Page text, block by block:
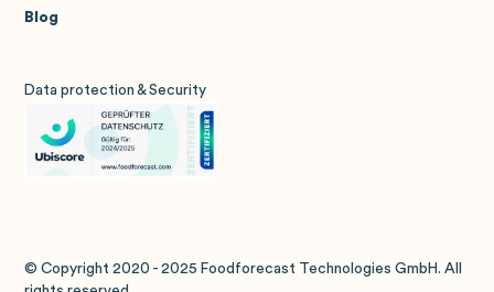
Blog
Data protection & Security
© Copyright 2020 - 2025 Foodforecast Technologies GmbH. All